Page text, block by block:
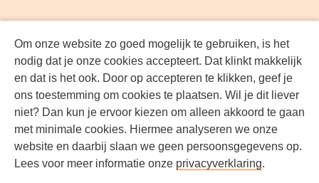
Om onze website zo goed mogelijk te gebruiken, is het
nodig dat je onze cookies accepteert. Dat klinkt makkelijk
en dat is het ook. Door op accepteren te klikken, geef je
ons toestemming om cookies te plaatsen. Wil je dit liever
niet? Dan kun je ervoor kiezen om alleen akkoord te gaan
met minimale cookies. Hiermee analyseren we onze
website en daarbij slaan we geen persoonsgegevens op.
Lees voor meer informatie onze privacyverklaring.
FacebookLinkedInInstagramYouTube